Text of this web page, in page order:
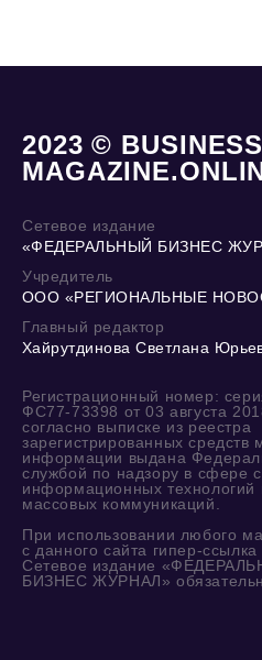
2023 ©
Сетевое издание
«ФЕДЕРАЛЬНЫЙ БИЗНЕС
Учредитель
ООО «РЕГИОНАЛЬНЫЕ
Главный редактор
Хайрутдинова Светлана
Регистрационный номер:
ФС77-73398 от 03 августа
согласно выписке из реестра
зарегистрированных средств
информации выдана
службой по надзору в сфере
информационных технологий
массовых коммуникаций.
При использовании любого
с данного сайта гипер-ссылка
Сетевое издание
БИЗНЕС ЖУРНАЛ»